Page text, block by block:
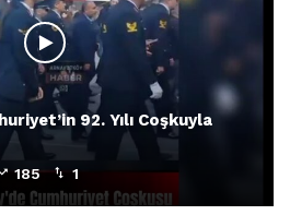
92. Yılı Coşkuyla
185 1